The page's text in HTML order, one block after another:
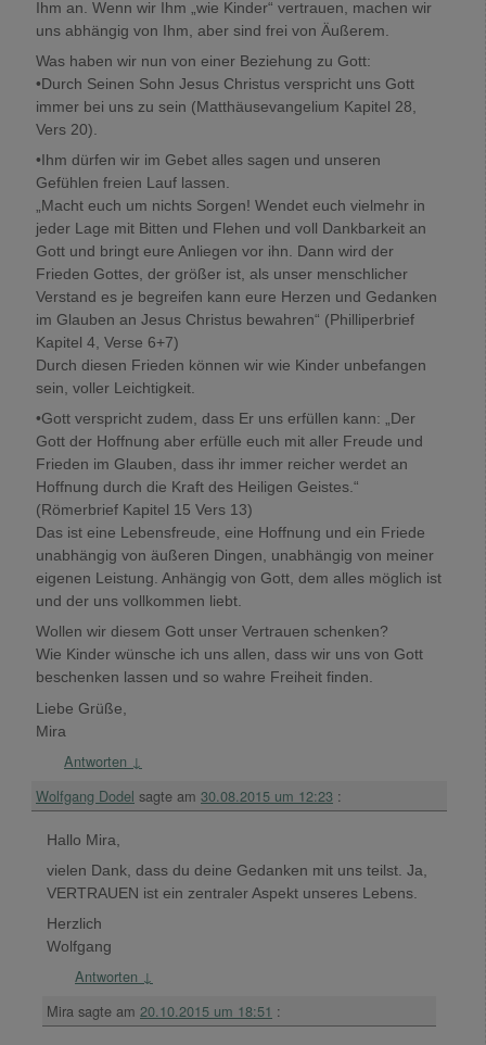
Ihm an. Wenn wir Ihm „wie Kinder“ vertrauen, machen wir
uns abhängig von Ihm, aber sind frei von Äußerem.
Was haben wir nun von einer Beziehung zu Gott:
•Durch Seinen Sohn Jesus Christus verspricht uns Gott
immer bei uns zu sein (Matthäusevangelium Kapitel 28,
Vers 20).
•Ihm dürfen wir im Gebet alles sagen und unseren
Gefühlen freien Lauf lassen.
„Macht euch um nichts Sorgen! Wendet euch vielmehr in
jeder Lage mit Bitten und Flehen und voll Dankbarkeit an
Gott und bringt eure Anliegen vor ihn. Dann wird der
Frieden Gottes, der größer ist, als unser menschlicher
Verstand es je begreifen kann eure Herzen und Gedanken
im Glauben an Jesus Christus bewahren“ (Philliperbrief
Kapitel 4, Verse 6+7)
Durch diesen Frieden können wir wie Kinder unbefangen
sein, voller Leichtigkeit.
•Gott verspricht zudem, dass Er uns erfüllen kann: „Der
Gott der Hoffnung aber erfülle euch mit aller Freude und
Frieden im Glauben, dass ihr immer reicher werdet an
Hoffnung durch die Kraft des Heiligen Geistes.“
(Römerbrief Kapitel 15 Vers 13)
Das ist eine Lebensfreude, eine Hoffnung und ein Friede
unabhängig von äußeren Dingen, unabhängig von meiner
eigenen Leistung. Anhängig von Gott, dem alles möglich ist
und der uns vollkommen liebt.
Wollen wir diesem Gott unser Vertrauen schenken?
Wie Kinder wünsche ich uns allen, dass wir uns von Gott
beschenken lassen und so wahre Freiheit finden.
Liebe Grüße,
Mira
Antworten ↓
Wolfgang Dodel sagte am 30.08.2015 um 12:23 :
Hallo Mira,
vielen Dank, dass du deine Gedanken mit uns teilst. Ja,
VERTRAUEN ist ein zentraler Aspekt unseres Lebens.
Herzlich
Wolfgang
Antworten ↓
Mira sagte am 20.10.2015 um 18:51 :